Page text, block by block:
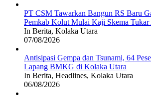
PT CSM Tawarkan Bangun RS Baru
Pemkab Kolut Mulai Kaji Skema Tukar
In Berita, Kolaka Utara
07/08/2026
Antisipasi Gempa dan Tsunami, 64
Lapang BMKG di Kolaka Utara
In Berita, Headlines, Kolaka Utara
06/08/2026